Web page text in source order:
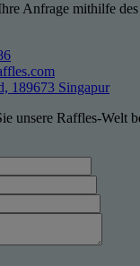
Anfrage mithilfe des
189673 Singapur
unsere Raffles-Welt